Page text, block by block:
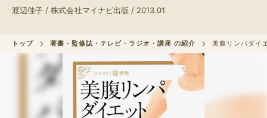
渡辺佳子 / 株式会社マイナビ出版 / 2013.01
トップ 著書・監修誌・テレビ・ラジオ・講座 の紹介 美腹リンパダイ